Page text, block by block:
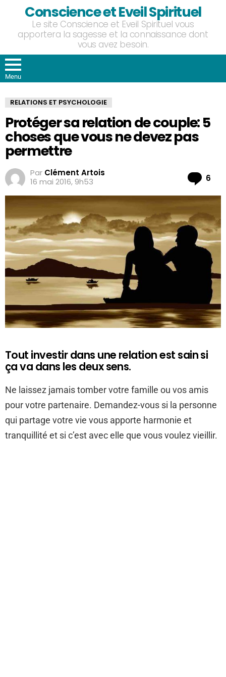
Conscience et Eveil Spirituel
Le site Conscience et Eveil Spirituel vous
apportera la sagesse et la connaissance dont
vous avez besoin.
Menu
RELATIONS ET PSYCHOLOGIE
Protéger sa relation de couple: 5
choses que vous ne devez pas
permettre
Par Clément Artois
16 mai 2016, 9h53
6
Tout investir dans une relation est sain si
ça va dans les deux sens.
Ne laissez jamais tomber votre famille ou vos amis
pour votre partenaire. Demandez-vous si la personne
qui partage votre vie vous apporte harmonie et
tranquillité et si c’est avec elle que vous voulez vieillir.